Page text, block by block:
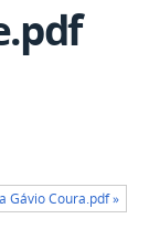
Gávio Coura.pdf »